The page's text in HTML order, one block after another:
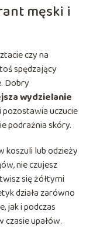
męski i
czy na
spędzający
Dobry
wydzielanie
pozostawia uczucie
podrażnia skóry.
koszuli lub odzieży
nie czujesz
się żółtymi
działa zarówno
jak i podczas
czasie upałów.